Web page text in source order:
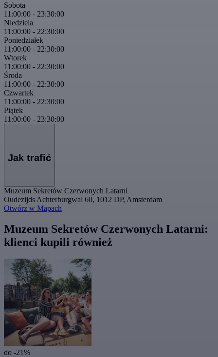
Sobota
11:00:00 - 23:30:00
Niedziela
11:00:00 - 22:30:00
Poniedziałek
11:00:00 - 22:30:00
Wtorek
11:00:00 - 22:30:00
Środa
11:00:00 - 22:30:00
Czwartek
11:00:00 - 22:30:00
Piątek
11:00:00 - 23:30:00
Jak trafić
Muzeum Sekretów Czerwonych Latarni
Oudezijds Achterburgwal 60, 1012 DP, Amsterdam
Otwórz w Mapach
Muzeum Sekretów Czerwonych Latarni:
klienci kupili również
do -21%